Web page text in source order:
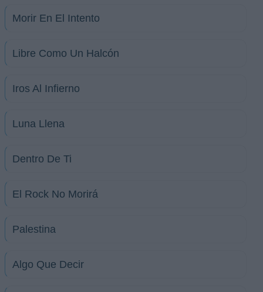
Morir En El Intento
Libre Como Un Halcón
Iros Al Infierno
Luna Llena
Dentro De Ti
El Rock No Morirá
Palestina
Algo Que Decir